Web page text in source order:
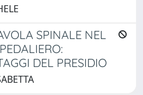
SPINALE NEL
DEL PRESIDIO